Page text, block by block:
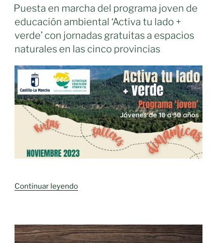
existen
para
juventud
en
algunos
pueblos»
EL
Puesta en marcha del programa joven de
educación ambiental ‘Activa tu lado +
verde’ con jornadas gratuitas a espacios
naturales en las cinco provincias
Continuar leyendo«Puesta
programa